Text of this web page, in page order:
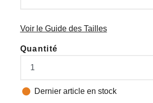
Voir le Guide des Tailles
Quantité
 Dernier article en stock